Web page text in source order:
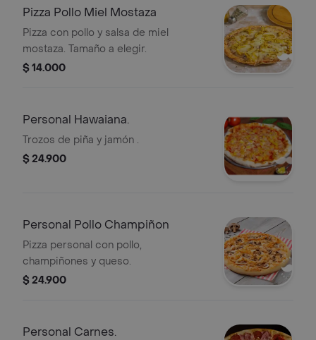
Pizza Pollo Miel Mostaza
Pizza con pollo y salsa de miel
mostaza. Tamaño a elegir.
$ 14.000
Personal Hawaiana.
Trozos de piña y jamón .
$ 24.900
Personal Pollo Champiñon
Pizza personal con pollo,
champiñones y queso.
$ 24.900
Personal Carnes.